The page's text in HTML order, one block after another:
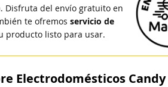
Disfruta del envío gratuito en
te ofremos servicio de
producto listo para usar.
Electrodomésticos Candy